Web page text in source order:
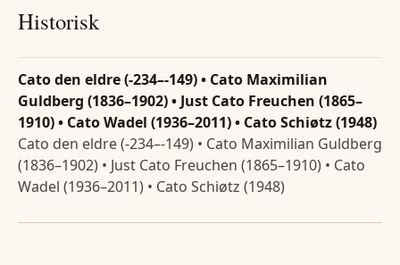
Historisk
Cato den eldre (-234–-149) • Cato Maximilian
Guldberg (1836–1902) • Just Cato Freuchen (1865–
1910) • Cato Wadel (1936–2011) • Cato Schiøtz (1948)
Cato den eldre (-234–-149) • Cato Maximilian Guldberg
(1836–1902) • Just Cato Freuchen (1865–1910) • Cato
Wadel (1936–2011) • Cato Schiøtz (1948)